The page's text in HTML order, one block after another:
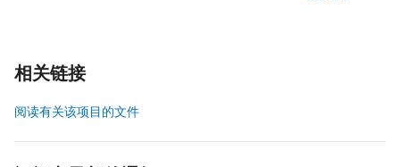
相关链接
阅读有关该项目的文件